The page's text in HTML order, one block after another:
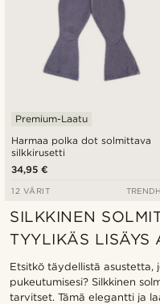
Harmaa polka dot solmittava
silkkirusetti
Premium-Laatu
34,95 €
12 VÄRIT
SILKKINEN
TYYLIKÄS LISÄYS
Etsitkö täydellistä asustetta,
pukeutumisesi? Silkkinen
tarvitset. Tämä elegantti ja